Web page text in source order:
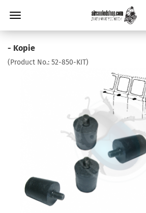
- Kopie
(Product No.: 52-850-KIT)